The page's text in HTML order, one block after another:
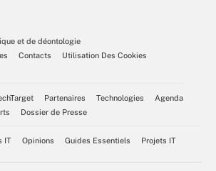
et de déontologie
Contacts
Utilisation Des Cookies
Partenaires Technologies
Agenda
Dossier de Presse
IT Opinions Guides Essentiels Projets IT